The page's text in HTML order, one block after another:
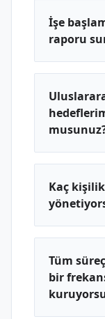
İşe
raporu
Kaç
Tüm
bir